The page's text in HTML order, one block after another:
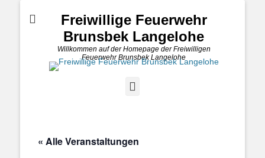
Freiwillige Feuerwehr
Brunsbek Langelohe
Willkommen auf der Homepage der Freiwilligen
Feuerwehr Brunsbek Langelohe
« Alle Veranstaltungen